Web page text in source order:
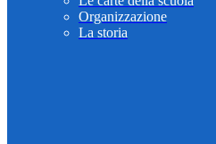
Organizzazione
La storia